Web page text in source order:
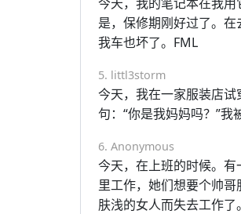
是，保修期刚好过了。
我车也坏了。FML
5. littl3storm
今天，我在一家服装店
句：“你是我妈妈吗？”
6. Anonymous
今天，在上班的时候。
里工作，她们想要个帅
肤浅的女人而失去工作了